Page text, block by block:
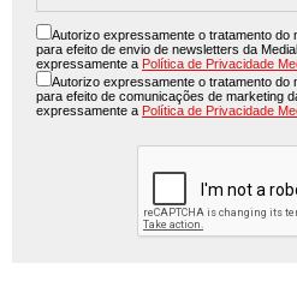
Autorizo expressamente o tratamento do
para efeito de envio de newsletters da
expressamente a Política de Privacidade
Autorizo expressamente o tratamento do
para efeito de comunicações de marketing
expressamente a Política de Privacidade